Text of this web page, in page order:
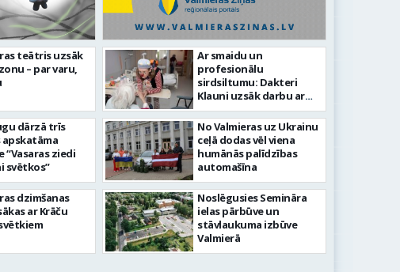
pilsētas svētku gājiens 2026
teātris uzsāk
– par varu,
dārzā trīs
apskatāma
“Vasaras ziedi
svētkos”
dzimšanas
ar Krāču
Ar smaidu un
profesionālu
sirdsiltumu: Dakteri
Klauni uzsāk darbu ar
senioriem Vidzemes
slimnīcā
No Valmieras uz Ukrainu
ceļā dodas vēl viena
humānās palīdzības
automašīna
Noslēgusies Semināra
ielas pārbūve un
stāvlaukuma izbūve
Valmierā